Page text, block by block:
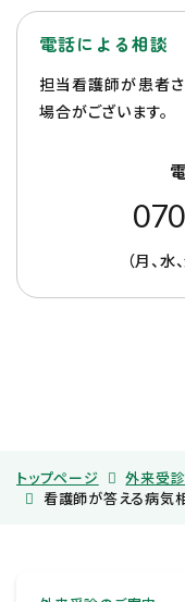
電話による相談
担当看護師が患者
場合がございます。
（月、
トップページ
外来受
看護師が答える病気